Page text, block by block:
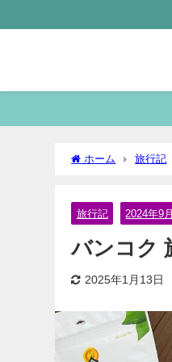
ホーム 旅行記
旅行記 2024年9
バンコク
2025年1月13日